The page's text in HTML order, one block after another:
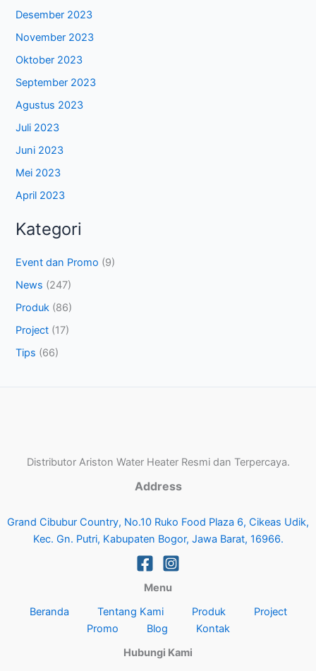
Desember 2023
November 2023
Oktober 2023
September 2023
Agustus 2023
Juli 2023
Juni 2023
Mei 2023
April 2023
Kategori
Event dan Promo (9)
News (247)
Produk (86)
Project (17)
Tips (66)
Distributor Ariston Water Heater Resmi dan Terpercaya.
Address
Grand Cibubur Country, No.10 Ruko Food Plaza 6, Cikeas Udik,
Kec. Gn. Putri, Kabupaten Bogor, Jawa Barat, 16966.
Menu
Beranda
Tentang Kami Produk
Project
Promo
Blog
Kontak
Hubungi Kami